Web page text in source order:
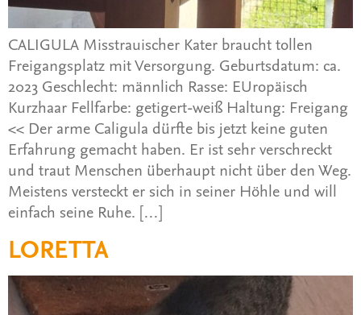
CALIGULA Misstrauischer Kater braucht tollen
Freigangsplatz mit Versorgung. Geburtsdatum: ca.
2023 Geschlecht: männlich Rasse: EUropäisch
Kurzhaar Fellfarbe: getigert-weiß Haltung: Freigang
<< Der arme Caligula dürfte bis jetzt keine guten
Erfahrung gemacht haben. Er ist sehr verschreckt
und traut Menschen überhaupt nicht über den Weg.
Meistens versteckt er sich in seiner Höhle und will
einfach seine Ruhe. […]
LORETTA